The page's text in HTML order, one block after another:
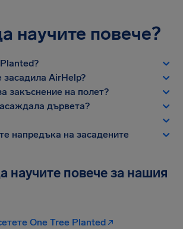
научите повече?
засадила AirHelp?
закъснение на полет?
дървета?
напредъка на засадените
научите повече за нашия
One Tree Planted